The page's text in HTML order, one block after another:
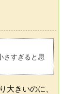
さすぎると思
大きいのに、